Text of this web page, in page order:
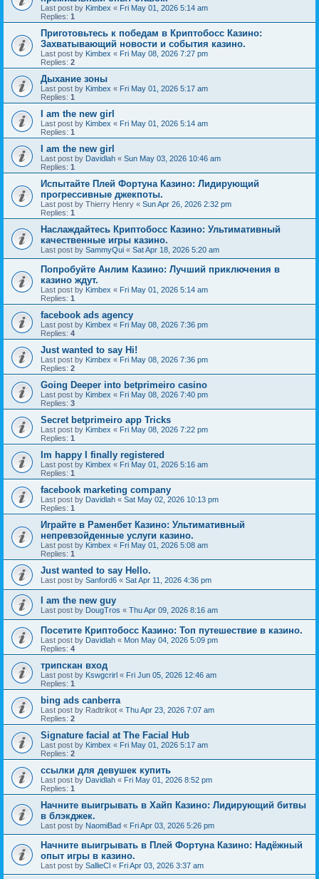
Last post by Kimbex « Fri May 01, 2026 5:14 am
Replies: 1
Приготовьтесь к победам в Криптобосс Казино:
Захватывающий новости и события казино.
Last post by Kimbex « Fri May 08, 2026 7:27 pm
Replies: 2
Дыхание зоны
Last post by Kimbex « Fri May 01, 2026 5:17 am
Replies: 1
I am the new girl
Last post by Kimbex « Fri May 01, 2026 5:14 am
Replies: 1
I am the new girl
Last post by Davidlah « Sun May 03, 2026 10:46 am
Replies: 1
Испытайте Плей Фортуна Казино: Лидирующий
прогрессивные джекпоты.
Last post by Thierry Henry « Sun Apr 26, 2026 2:32 pm
Replies: 1
Наслаждайтесь Криптобосс Казино: Ультимативный
качественные игры казино.
Last post by SammyQui « Sat Apr 18, 2026 5:20 am
Попробуйте Анлим Казино: Лучший приключения в
казино ждут.
Last post by Kimbex « Fri May 01, 2026 5:14 am
Replies: 1
facebook ads agency
Last post by Kimbex « Fri May 08, 2026 7:36 pm
Replies: 4
Just wanted to say Hi!
Last post by Kimbex « Fri May 08, 2026 7:36 pm
Replies: 2
Going Deeper into betprimeiro casino
Last post by Kimbex « Fri May 08, 2026 7:40 pm
Replies: 3
Secret betprimeiro app Tricks
Last post by Kimbex « Fri May 08, 2026 7:22 pm
Replies: 1
Im happy I finally registered
Last post by Kimbex « Fri May 01, 2026 5:16 am
Replies: 1
facebook marketing company
Last post by Davidlah « Sat May 02, 2026 10:13 pm
Replies: 1
Играйте в Раменбет Казино: Ультимативный
непревзойденные услуги казино.
Last post by Kimbex « Fri May 01, 2026 5:08 am
Replies: 1
Just wanted to say Hello.
Last post by Sanford6 « Sat Apr 11, 2026 4:36 pm
I am the new guy
Last post by DougTros « Thu Apr 09, 2026 8:16 am
Посетите Криптобосс Казино: Топ путешествие в казино.
Last post by Davidlah « Mon May 04, 2026 5:09 pm
Replies: 4
трипскан вход
Last post by Kswgcrirl « Fri Jun 05, 2026 12:46 am
Replies: 1
bing ads canberra
Last post by Radtrikot « Thu Apr 23, 2026 7:07 am
Replies: 2
Signature facial at The Facial Hub
Last post by Kimbex « Fri May 01, 2026 5:17 am
Replies: 2
ссылки для девушек купить
Last post by Davidlah « Fri May 01, 2026 8:52 pm
Replies: 1
Начните выигрывать в Хайп Казино: Лидирующий битвы
в блэкджек.
Last post by NaomiBad « Fri Apr 03, 2026 5:26 pm
Начните выигрывать в Плей Фортуна Казино: Надёжный
опыт игры в казино.
Last post by SallieCl « Fri Apr 03, 2026 3:37 am